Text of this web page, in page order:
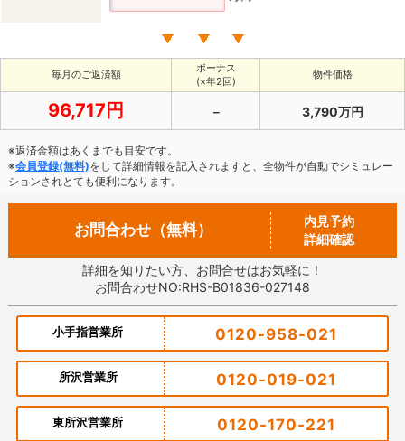
毎月のご返済額
ボーナス
(×年2回)
物件価格
96,717円 － 3,790万円
※返済金額はあくまでも目安です。
※会員登録(無料)をして詳細情報を記入されますと、全物件が自動でシミュレー
ションされとても便利になります。
お問合わせ（無料）
内見予約
詳細確認
詳細を知りたい方、お問合せはお気軽に！
お問合わせNO:RHS-B01836-027148
小手指営業所 0120-958-021
所沢営業所 0120-019-021
東所沢営業所 0120-170-221